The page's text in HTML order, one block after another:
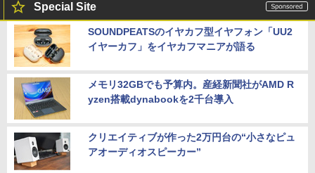
Special Site
SOUNDPEATSのイヤカフ型イヤフォン「UU2
イヤーカフ」をイヤカフマニアが語る
メモリ32GBでも予算内。産経新聞社がAMD R
yzen搭載dynabookを2千台導入
クリエイティブが作った2万円台の“小さなピュ
アオーディオスピーカー”